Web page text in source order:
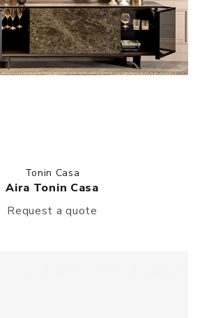
Tonin Casa
Aira Tonin Casa
Request a quote